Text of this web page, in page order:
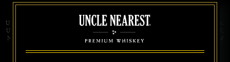
お問い合わせ 代理店 規約と条件
プライバシー
Uncle Nearest Premium Whiskey is wholly and independently owned by Uncle Nearest, Inc.
UNCLE NEAREST, THE BEST WHISKEY MAKER THE WORLD NEVER KNEW,
NATHAN GREEN, NEAREST GREEN, and DRINK HONORABLY are trademarks of